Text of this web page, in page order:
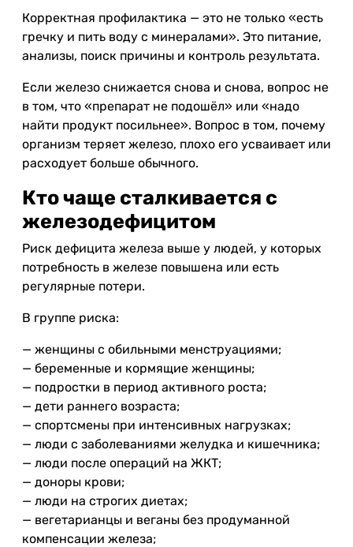
Корректная профилактика — это не только «есть
гречку и пить воду с минералами». Это питание,
анализы, поиск причины и контроль результата.
Если железо снижается снова и снова, вопрос не
в том, что «препарат не подошёл» или «надо
найти продукт посильнее». Вопрос в том, почему
организм теряет железо, плохо его усваивает или
расходует больше обычного.
Кто чаще сталкивается с
железодефицитом
Риск дефицита железа выше у людей, у которых
потребность в железе повышена или есть
регулярные потери.
В группе риска:
— женщины с обильными менструациями;
— беременные и кормящие женщины;
— подростки в период активного роста;
— дети раннего возраста;
— спортсмены при интенсивных нагрузках;
— люди с заболеваниями желудка и кишечника;
— люди после операций на ЖКТ;
— доноры крови;
— люди на строгих диетах;
— вегетарианцы и веганы без продуманной
компенсации железа;